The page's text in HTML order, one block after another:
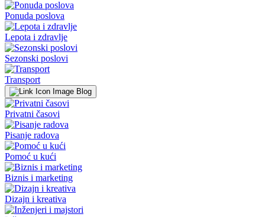
Ponuda poslova
Lepota i zdravlje
Sezonski poslovi
Transport
Blog
Privatni časovi
Pisanje radova
Pomoć u kući
Biznis i marketing
Dizajn i kreativa